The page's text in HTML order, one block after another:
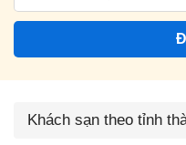
Khách sạn theo tỉnh